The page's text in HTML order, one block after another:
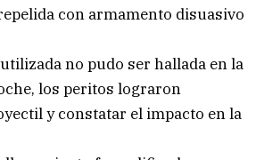
con armamento disuasivo
no pudo ser hallada en la
los peritos lograron
y constatar el impacto en la